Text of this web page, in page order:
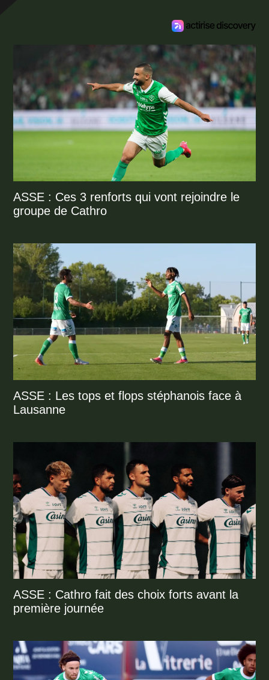
ASSE : Ces 3 renforts qui vont rejoindre le
groupe de Cathro
ASSE : Les tops et flops stéphanois face à
Lausanne
ASSE : Cathro fait des choix forts avant la
première journée